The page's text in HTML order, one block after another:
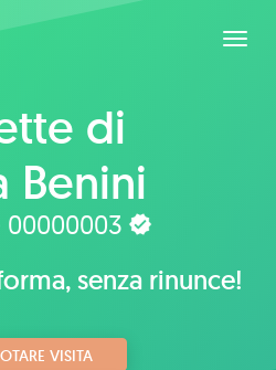
di
Benini
00000003
senza rinunce!
VISITA